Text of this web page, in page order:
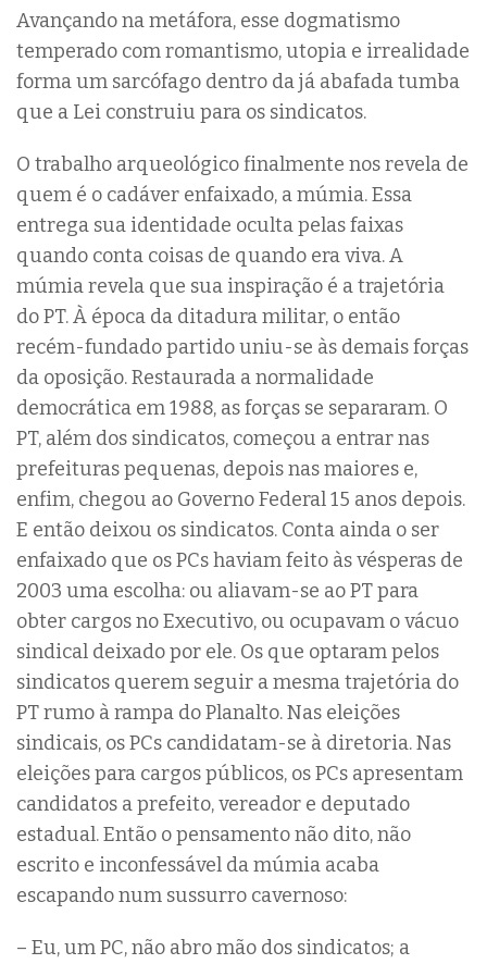
Avançando na metáfora, esse dogmatismo
temperado com romantismo, utopia e irrealidade
forma um sarcófago dentro da já abafada tumba
que a Lei construiu para os sindicatos.
O trabalho arqueológico finalmente nos revela de
quem é o cadáver enfaixado, a múmia. Essa
entrega sua identidade oculta pelas faixas
quando conta coisas de quando era viva. A
múmia revela que sua inspiração é a trajetória
do PT. À época da ditadura militar, o então
recém-fundado partido uniu-se às demais forças
da oposição. Restaurada a normalidade
democrática em 1988, as forças se separaram. O
PT, além dos sindicatos, começou a entrar nas
prefeituras pequenas, depois nas maiores e,
enfim, chegou ao Governo Federal 15 anos depois.
E então deixou os sindicatos. Conta ainda o ser
enfaixado que os PCs haviam feito às vésperas de
2003 uma escolha: ou aliavam-se ao PT para
obter cargos no Executivo, ou ocupavam o vácuo
sindical deixado por ele. Os que optaram pelos
sindicatos querem seguir a mesma trajetória do
PT rumo à rampa do Planalto. Nas eleições
sindicais, os PCs candidatam-se à diretoria. Nas
eleições para cargos públicos, os PCs apresentam
candidatos a prefeito, vereador e deputado
estadual. Então o pensamento não dito, não
escrito e inconfessável da múmia acaba
escapando num sussurro cavernoso:
– Eu, um PC, não abro mão dos sindicatos; a